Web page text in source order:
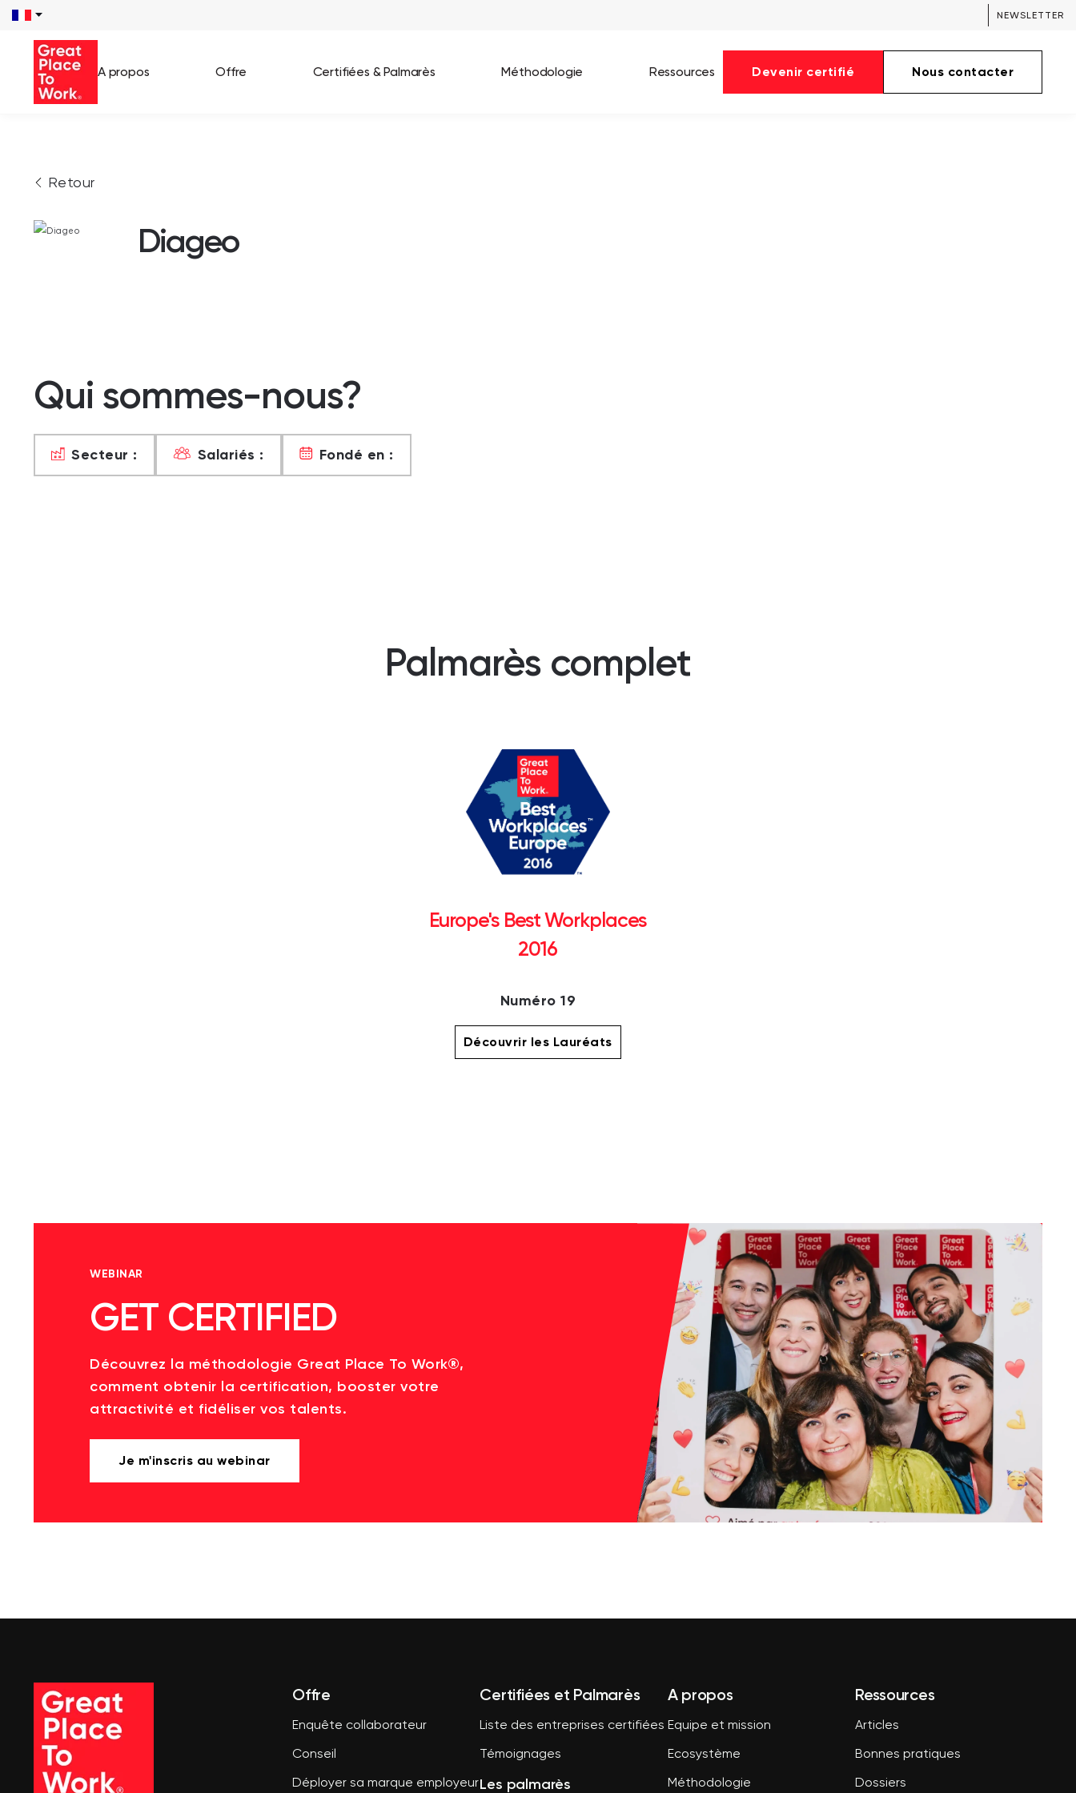
NEWSLETTER
A propos Offre Certifiées & Palmarès Méthodologie Ressources Devenir certifié Nous contacter
Retour
Diageo
Qui sommes-nous?
Secteur : Salariés : Fondé en :
Palmarès complet
Europe's Best Workplaces
2016
Numéro 19
Découvrir les Lauréats
WEBINAR
GET CERTIFIED
Découvrez la méthodologie Great Place To Work®,
comment obtenir la certification, booster votre
attractivité et fidéliser vos talents.
Je m'inscris au webinar
Offre
Enquête collaborateur
Conseil
Déployer sa marque employeur
Certifiées et Palmarès
Liste des entreprises certifiées
Témoignages
Les palmarès
A propos
Equipe et mission
Ecosystème
Méthodologie
Ressources
Articles
Bonnes pratiques
Dossiers